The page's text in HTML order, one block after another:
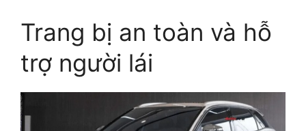
Trang bị an toàn và hỗ
trợ người lái